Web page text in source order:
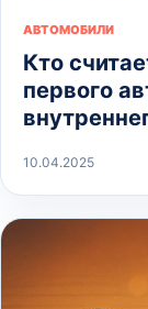
АВТОМОБИЛИ
Кто
первого
10.04.2025